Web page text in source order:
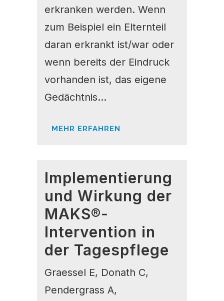
erkranken werden. Wenn
zum Beispiel ein Elternteil
daran erkrankt ist/war oder
wenn bereits der Eindruck
vorhanden ist, das eigene
Gedächtnis...
MEHR ERFAHREN
Implementierung
und Wirkung der
MAKS®-
Intervention in
der Tagespflege
Graessel E, Donath C,
Pendergrass A,